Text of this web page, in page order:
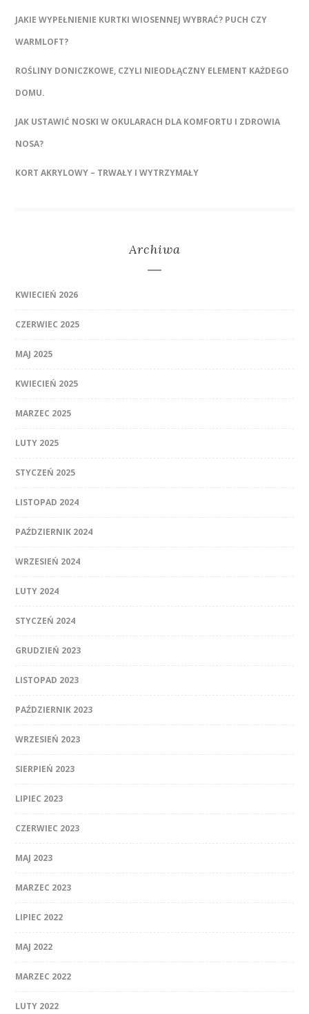
JAKIE WYPEŁNIENIE KURTKI WIOSENNEJ WYBRAĆ? PUCH CZY
WARMLOFT?
ROŚLINY DONICZKOWE, CZYLI NIEODŁĄCZNY ELEMENT KAŻDEGO
DOMU.
JAK USTAWIĆ NOSKI W OKULARACH DLA KOMFORTU I ZDROWIA
NOSA?
KORT AKRYLOWY – TRWAŁY I WYTRZYMAŁY
Archiwa
KWIECIEŃ 2026
CZERWIEC 2025
MAJ 2025
KWIECIEŃ 2025
MARZEC 2025
LUTY 2025
STYCZEŃ 2025
LISTOPAD 2024
PAŹDZIERNIK 2024
WRZESIEŃ 2024
LUTY 2024
STYCZEŃ 2024
GRUDZIEŃ 2023
LISTOPAD 2023
PAŹDZIERNIK 2023
WRZESIEŃ 2023
SIERPIEŃ 2023
LIPIEC 2023
CZERWIEC 2023
MAJ 2023
MARZEC 2023
LIPIEC 2022
MAJ 2022
MARZEC 2022
LUTY 2022